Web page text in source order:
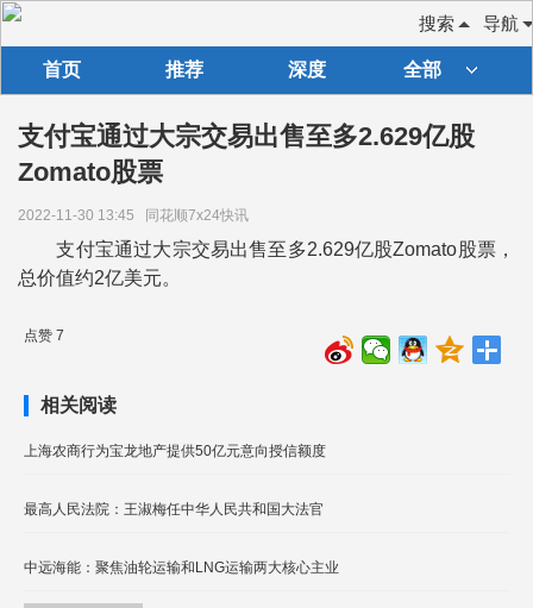
导航
搜索
首页 推荐 深度 全部
支付宝通过大宗交易出售至多2.629亿股
Zomato股票
2022-11-30 13:45 同花顺7x24快讯
支付宝通过大宗交易出售至多2.629亿股Zomato股票，
总价值约2亿美元。
点赞 7
相关阅读
上海农商行为宝龙地产提供50亿元意向授信额度
最高人民法院：王淑梅任中华人民共和国大法官
中远海能：聚焦油轮运输和LNG运输两大核心主业